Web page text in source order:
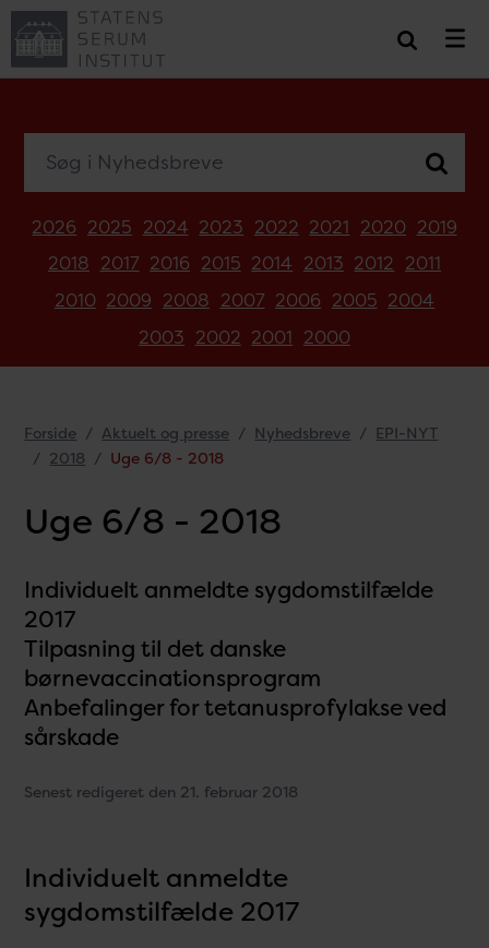
2026 2025 2024 2023 2022 2021 2020 2019
2018 2017 2016 2015 2014 2013 2012 2011
2010 2009 2008 2007 2006 2005 2004
2003 2002 2001 2000
Forside Aktuelt og presse Nyhedsbreve
EPI-NYT
2018
Uge 6/8 - 2018
Uge 6/8 - 2018
Individuelt anmeldte sygdomstilfælde
2017
Tilpasning til det danske
børnevaccinationsprogram
Anbefalinger for tetanusprofylakse ved
sårskade
Senest redigeret den 21. februar 2018
Individuelt anmeldte
sygdomstilfælde 2017